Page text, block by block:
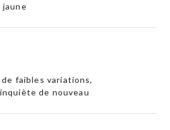
jaune
faibles variations,
de nouveau